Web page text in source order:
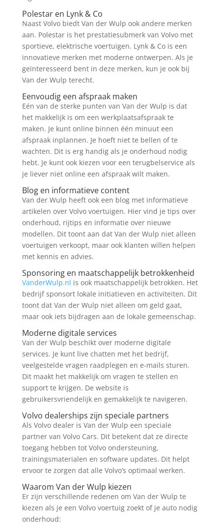
Polestar en Lynk & Co
Naast Volvo biedt Van der Wulp ook andere merken
aan. Polestar is het prestatiesubmerk van Volvo met
sportieve, elektrische voertuigen. Lynk & Co is een
innovatieve merken met moderne ontwerpen. Als je
geïnteresseerd bent in deze merken, kun je ook bij
Van der Wulp terecht.
Eenvoudig een afspraak maken
Eén van de sterke punten van Van der Wulp is dat
het makkelijk is om een werkplaatsafspraak te
maken. Je kunt online binnen één minuut een
afspraak inplannen. Je hoeft niet te bellen of te
wachten. Dit is erg handig als je onderhoud nodig
hebt. Je kunt ook kiezen voor een terugbelservice als
je liever niet online een afspraak wilt maken.
Blog en informatieve content
Van der Wulp heeft ook een blog met informatieve
artikelen over Volvo voertuigen. Hier vind je tips over
onderhoud, rijtips en informatie over nieuwe
modellen. Dit toont aan dat Van der Wulp niet alleen
voertuigen verkoopt, maar ook klanten willen helpen
met kennis en advies.
Sponsoring en maatschappelijk betrokkenheid
VanderWulp.nl is ook maatschappelijk betrokken. Het
bedrijf sponsort lokale initiatieven en activiteiten. Dit
toont dat Van der Wulp niet alleen om geld gaat,
maar ook iets bijdragen aan de lokale gemeenschap.
Moderne digitale services
Van der Wulp beschikt over moderne digitale
services. Je kunt live chatten met het bedrijf,
veelgestelde vragen raadplegen en e-mails sturen.
Dit maakt het makkelijk om vragen te stellen en
support te krijgen. De website is
gebruikersvriendelijk en gemakkelijk te navigeren.
Volvo dealerships zijn speciale partners
Als Volvo dealer is Van der Wulp een speciale
partner van Volvo Cars. Dit betekent dat ze directe
toegang hebben tot Volvo ondersteuning,
trainingsmaterialen en software updates. Dit helpt
ervoor te zorgen dat alle Volvo’s optimaal werken.
Waarom Van der Wulp kiezen
Er zijn verschillende redenen om Van der Wulp te
kiezen als je een Volvo voertuig zoekt of je auto nodig
onderhoud: